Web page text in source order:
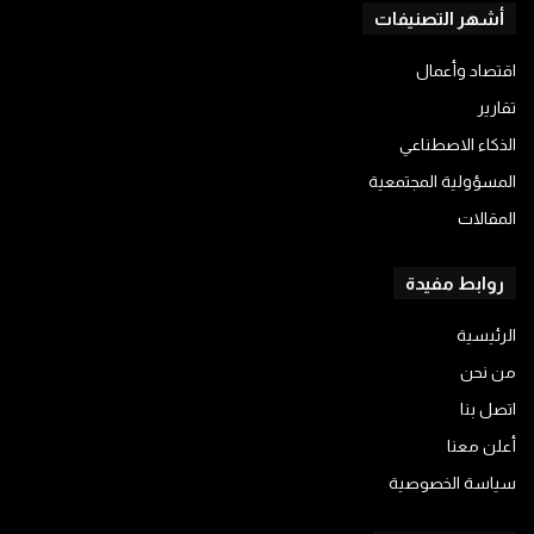
أشهر التصنيفات
اقتصاد وأعمال
تقارير
الذكاء الاصطناعي
المسؤولية المجتمعية
المقالات
روابط مفيدة
الرئيسية
من نحن
اتصل بنا
أعلن معنا
سياسة الخصوصية